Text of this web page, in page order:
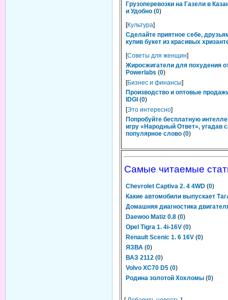
Грузоперевозки на Газели в
и Удобно (0)
[Культура]
Сделайте приятное себе,
купив букет из красивых
[Советы для женщин]
Жиросжигатели для похудения
Powerlabs (0)
[Бизнес и финансы]
Производство и оптовые
IDGI (0)
[Это интересно]
Попробуйте бесплатную
игру «Народный Ответ», угадав
популярное слово (0)
Самые читаемые
Chevrolet Captiva 2. 4 4WD (0)
Какие автомобили выпускает
Домашняя диагностика
Daewoo Matiz 0.8 (0)
Opel Tigra 1. 4i-16V (0)
Renault Scenic 1. 6 16V (0)
ЯЗВА (0)
ВАЗ 2112 (0)
Volvo XC70 D5 (0)
Родина золотой Хохломы (0)